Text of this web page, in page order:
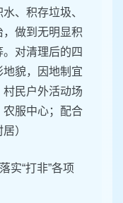
、积存垃圾、
做到无明显积
对清理后的四
貌，因地制宜
民户外活动场
农服中心；配合
）
实“打非”各项